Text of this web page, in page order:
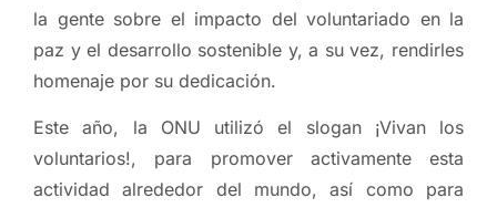
la gente sobre el impacto del voluntariado en la
paz y el desarrollo sostenible y, a su vez, rendirles
homenaje por su dedicación.
Este año, la ONU utilizó el slogan ¡Vivan los
voluntarios!, para promover activamente esta
actividad alrededor del mundo, así como para